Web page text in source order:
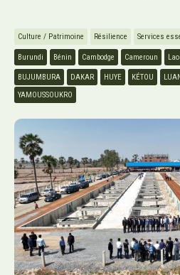
Culture / Patrimoine Résilience Services
Burundi Bénin Cambodge Cameroun
BUJUMBURA DAKAR HUYE KÉTOU
YAMOUSSOUKRO